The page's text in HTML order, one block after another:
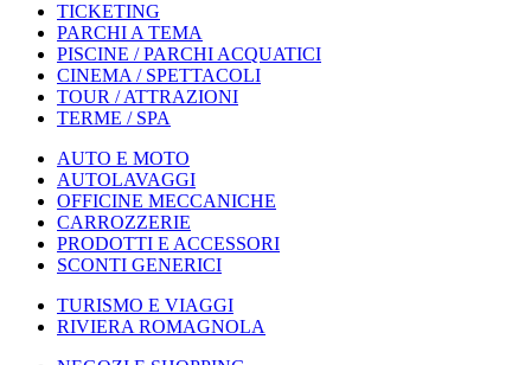
TICKETING
PARCHI A TEMA
PISCINE / PARCHI ACQUATICI
CINEMA / SPETTACOLI
TOUR / ATTRAZIONI
TERME / SPA
AUTO E MOTO
AUTOLAVAGGI
OFFICINE MECCANICHE
CARROZZERIE
PRODOTTI E ACCESSORI
SCONTI GENERICI
TURISMO E VIAGGI
RIVIERA ROMAGNOLA